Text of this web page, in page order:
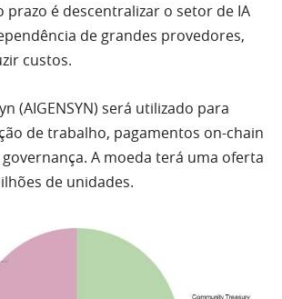
prazo é descentralizar o setor de IA
de grandes provedores,
custos.
(AIGENSYN) será utilizado para
de trabalho, pagamentos on-chain
A moeda terá uma oferta
de unidades.